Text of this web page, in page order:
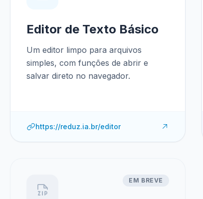
Editor de Texto Básico
Um editor limpo para arquivos
simples, com funções de abrir e
salvar direto no navegador.
https://reduz.ia.br/editor
EM BREVE